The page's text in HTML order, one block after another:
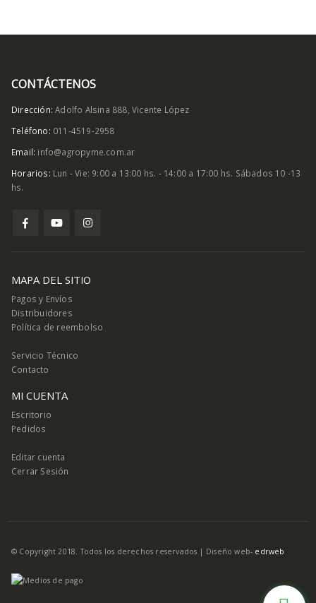
CONTÁCTENOS
Dirección: Adolfo Alsina 888, Vicente López
Teléfono: 011-4519-2958
Email: info@agropyme.com.ar
Horarios: Lun - Vie: 9:00 a 13:00 hs. - 14:00 a 17:00 hs. Sábados 10 -13
hs.
MAPA DEL SITIO
Pagos y Envíos
Distribuidores
Política de reembolso
Servicio Técnico
Contacto
MI CUENTA
Escritorio
Pedidos
Editar cuenta
Cerrar Sesión
© Copyright 2018. Todos los derechos reservados | Diseño web- edrweb